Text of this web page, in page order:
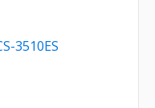
3510ES